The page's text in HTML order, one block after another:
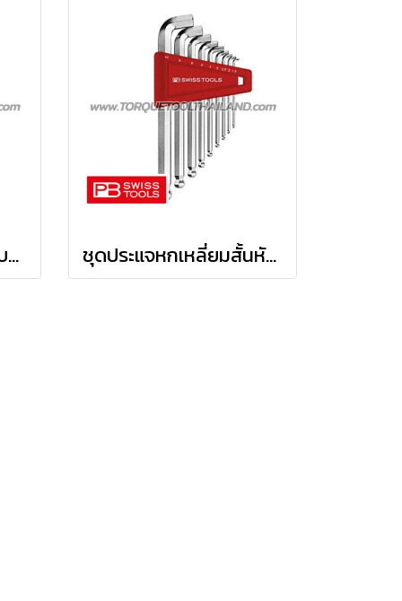
ชุดประแจหกเหลี่ยมหัวบอลสั้น PB212H-10RB ชุดประแจหกเหลี่ยมสั้นหัวบอล คอสั้น PB2212H